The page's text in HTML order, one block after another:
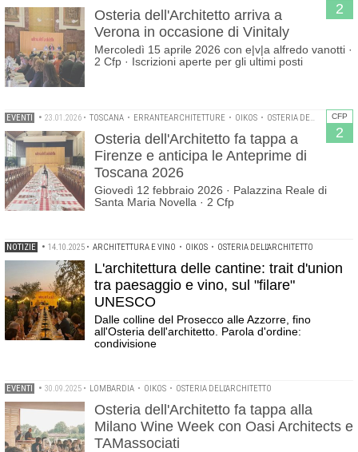
2
Osteria dell'Architetto arriva a
Verona in occasione di Vinitaly
Mercoledì 15 aprile 2026 con e|v|a alfredo vanotti ·
2 Cfp · Iscrizioni aperte per gli ultimi posti
CFP
2
EVENTI • 23.01.2026 • TOSCANA • ERRANTEARCHITETTURE • OIKOS • OSTERIA DELL'ARCHITETTO
Osteria dell'Architetto fa tappa a
Firenze e anticipa le Anteprime di
Toscana 2026
Giovedì 12 febbraio 2026 · Palazzina Reale di
Santa Maria Novella · 2 Cfp
NOTIZIE • 14.10.2025 • ARCHITETTURA E VINO • OIKOS • OSTERIA DELL'ARCHITETTO
L'architettura delle cantine: trait d'union
tra paesaggio e vino, sul "filare"
UNESCO
Dalle colline del Prosecco alle Azzorre, fino
all'Osteria dell'architetto. Parola d'ordine:
condivisione
EVENTI • 30.09.2025 • LOMBARDIA • OIKOS • OSTERIA DELL'ARCHITETTO
Osteria dell'Architetto fa tappa alla
Milano Wine Week con Oasi Architects e
TAMassociati